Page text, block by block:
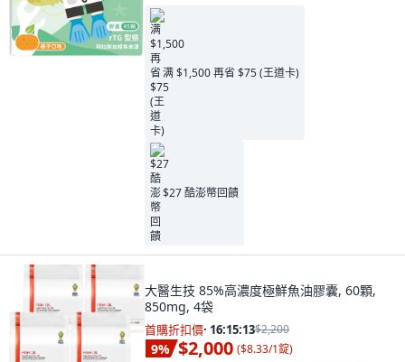
满 $1,500 再省 $75 (王道卡)
$27 酷澎幣回饋
大醫生技 85%高濃度極鮮魚油膠囊, 60顆,
850mg, 4袋
首購折扣價· 16:15:11$2,200
9% $2,000 ($8.33/1錠)